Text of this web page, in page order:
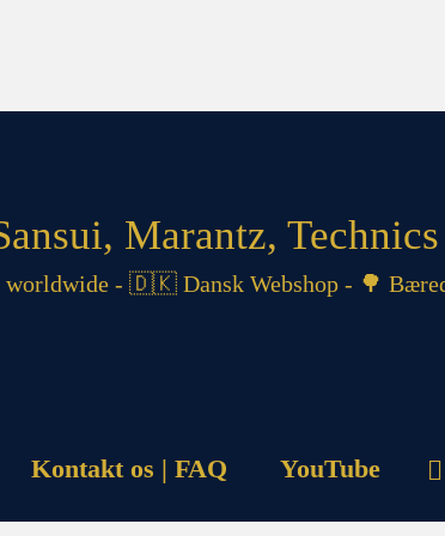
Marantz,
worldwide - 🇩🇰 Dansk Webshop - 🌳
Kontakt os | FAQ YouTube